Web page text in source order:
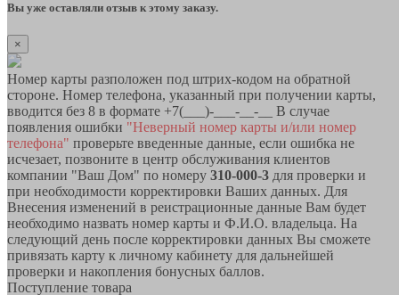
Вы уже оставляли отзыв к этому заказу.
×
Номер карты разположен под штрих-кодом на обратной
стороне. Номер телефона, указанный при получении карты,
вводится без 8 в формате +7(___)-___-__-__ В случае
появления ошибки "Неверный номер карты и/или номер
телефона" проверьте введенные данные, если ошибка не
исчезает, позвоните в центр обслуживания клиентов
компании "Ваш Дом" по номеру 310-000-3 для проверки и
при необходимости корректировки Ваших данных. Для
Внесения изменений в реистрационные данные Вам будет
необходимо назвать номер карты и Ф.И.О. владельца. На
следующий день после корректировки данных Вы сможете
привязать карту к личному кабинету для дальнейшей
проверки и накопления бонусных баллов.
Поступление товара